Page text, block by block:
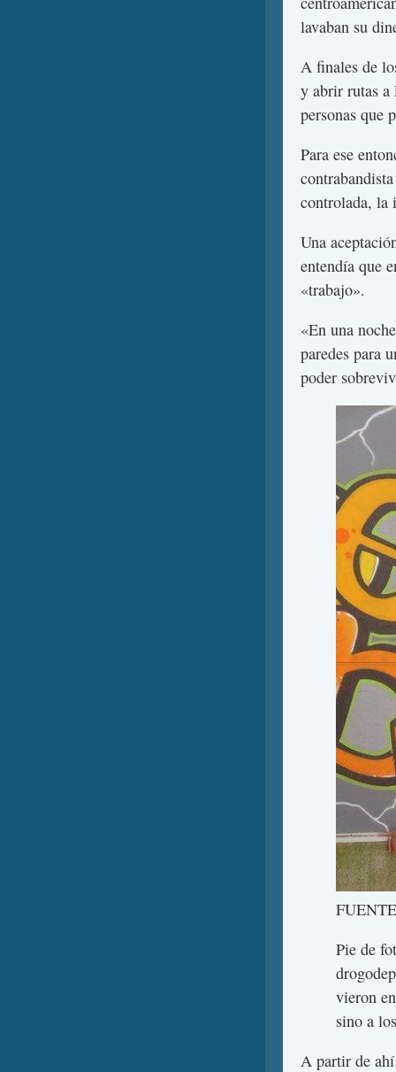
lavaban su
A finales de
y abrir rutas a
personas que
Para ese
controlada, la
Una
entendía que
«trabajo».
«En una
paredes para
poder
Pie de
vieron
sino a
A partir de ahí